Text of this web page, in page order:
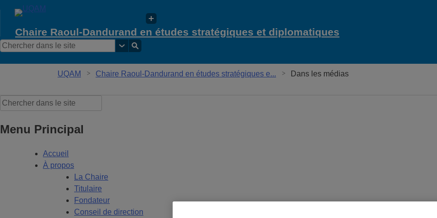
Chaire Raoul-Dandurand en études stratégiques et diplomatiques
UQAM Chaire Raoul-Dandurand en études stratégiques e... Dans les médias
Menu Principal
Accueil
À propos
La Chaire
Titulaire
Fondateur
Conseil de direction